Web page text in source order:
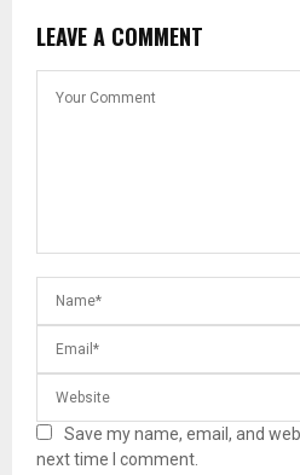
LEAVE A COMMENT
Save my name, email, and
next time I comment.